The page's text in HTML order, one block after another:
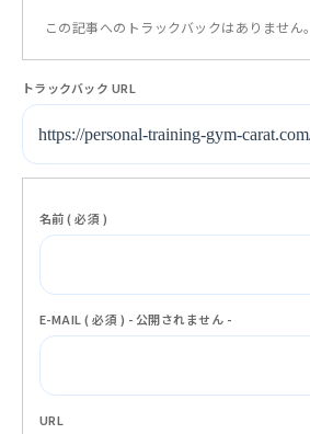
この記事へのトラックバックはありません。
トラックバック URL
名前 ( 必須 )
E-MAIL ( 必須 ) - 公開されません -
URL